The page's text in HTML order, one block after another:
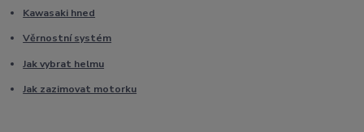
Kawasaki hned
Věrnostní systém
Jak vybrat helmu
Jak zazimovat motorku